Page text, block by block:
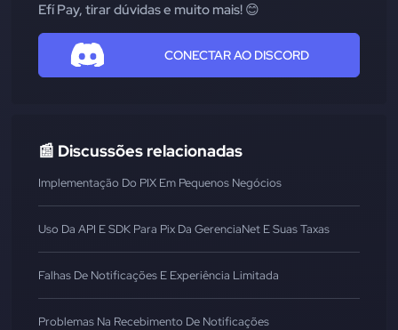
Efí Pay, tirar dúvidas e muito mais! 😊
CONECTAR AO DISCORD
📰 Discussões relacionadas
Implementação Do PIX Em Pequenos Negócios
Uso Da API E SDK Para Pix Da GerenciaNet E Suas Taxas
Falhas De Notificações E Experiência Limitada
Problemas Na Recebimento De Notificações